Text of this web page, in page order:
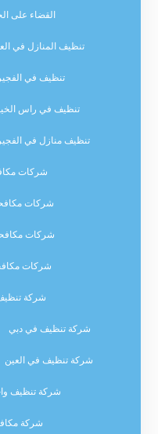
القضاء على
تنظيف المنازل في
تنظيف في
تنظيف في راس
تنظيف منازل في
شركات
شركات
شركات
شركات
شركة
شركة تنظيف في دبي
شركة تنظيف في العين
شركة تنظيف
شركة